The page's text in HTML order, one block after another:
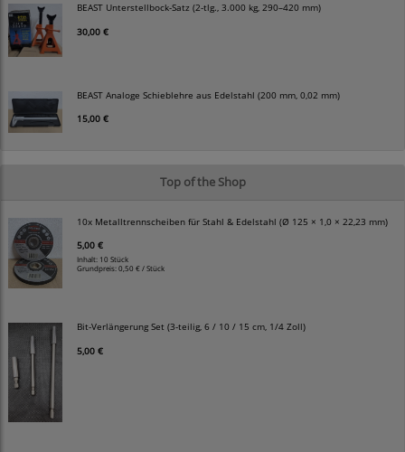
BEAST Unterstellbock-Satz (2-tlg., 3.000 kg, 290–420 mm)
30,00 €
BEAST Analoge Schieblehre aus Edelstahl (200 mm, 0,02 mm)
15,00 €
Top of the Shop
10x Metalltrennscheiben für Stahl & Edelstahl (Ø 125 × 1,0 × 22,23 mm)
5,00 €
Inhalt: 10 Stück
Grundpreis:0,50 € / Stück
Bit-Verlängerung Set (3-teilig, 6 / 10 / 15 cm, 1/4 Zoll)
5,00 €